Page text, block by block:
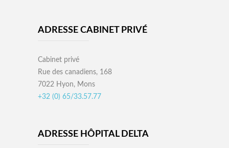
ADRESSE CABINET PRIVÉ
Cabinet privé
Rue des canadiens, 168
7022 Hyon, Mons
+32 (0) 65/33.57.77
ADRESSE HÔPITAL DELTA